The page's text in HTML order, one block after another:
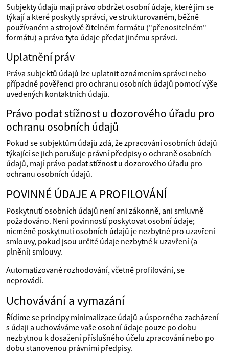
Subjekty údajů mají právo obdržet osobní údaje, které jim se
týkají a které poskytly správci, ve strukturovaném, běžně
používaném a strojově čitelném formátu ("přenositelném"
formátu) a právo tyto údaje předat jinému správci.
Uplatnění práv
Práva subjektů údajů lze uplatnit oznámením správci nebo
případně pověřenci pro ochranu osobních údajů pomocí výše
uvedených kontaktních údajů.
Právo podat stížnost u dozorového úřadu pro
ochranu osobních údajů
Pokud se subjektům údajů zdá, že zpracování osobních údajů
týkající se jich porušuje právní předpisy o ochraně osobních
údajů, mají právo podat stížnost u dozorového úřadu pro
ochranu osobních údajů.
POVINNÉ ÚDAJE A PROFILOVÁNÍ
Poskytnutí osobních údajů není ani zákonně, ani smluvně
požadováno. Není povinností poskytovat osobní údaje;
nicméně poskytnutí osobních údajů je nezbytné pro uzavření
smlouvy, pokud jsou určité údaje nezbytné k uzavření (a
plnění) smlouvy.
Automatizované rozhodování, včetně profilování, se
neprovádí.
Uchovávání a vymazání
Řídíme se principy minimalizace údajů a úsporného zacházení
s údaji a uchováváme vaše osobní údaje pouze po dobu
nezbytnou k dosažení příslušného účelu zpracování nebo po
dobu stanovenou právními předpisy.